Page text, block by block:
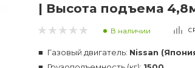
| Высота подъема
В наличии
Газовый двигатель: Nissan